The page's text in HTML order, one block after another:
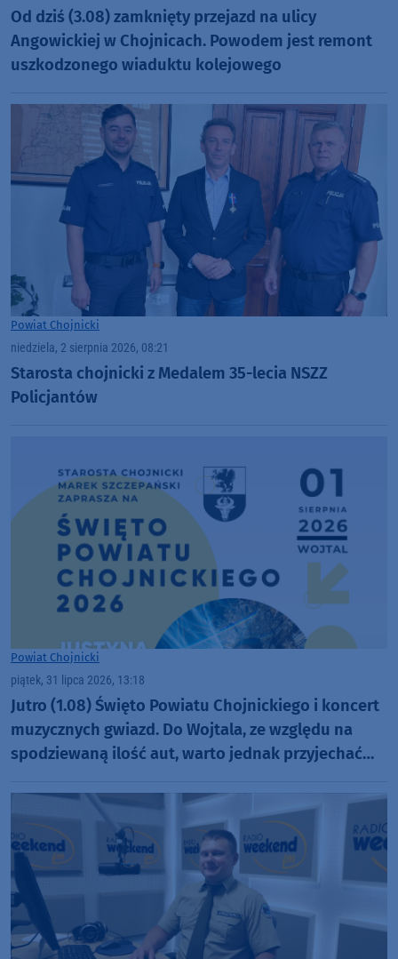
Od dziś (3.08) zamknięty przejazd na ulicy
Angowickiej w Chojnicach. Powodem jest remont
uszkodzonego wiaduktu kolejowego
Powiat Chojnicki
niedziela, 2 sierpnia 2026, 08:21
Starosta chojnicki z Medalem 35-lecia NSZZ
Policjantów
Powiat Chojnicki
piątek, 31 lipca 2026, 13:18
Jutro (1.08) Święto Powiatu Chojnickiego i koncert
muzycznych gwiazd. Do Wojtala, ze względu na
spodziewaną ilość aut, warto jednak przyjechać